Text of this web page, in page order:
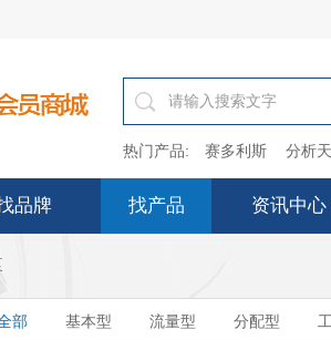
热门产品: 赛多利斯 分析
品牌 找产品 资讯中心
部 基本型 流量型 分配型